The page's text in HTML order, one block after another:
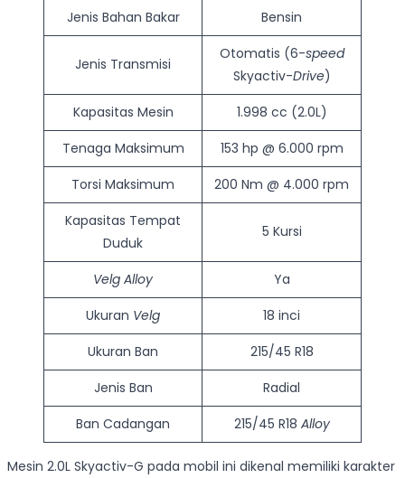
Jenis Bahan Bakar
Bensin
Jenis Transmisi
Otomatis (6-speed
Skyactiv-Drive)
Kapasitas Mesin
1.998 cc (2.0L)
Tenaga Maksimum
153 hp @ 6.000 rpm
Torsi Maksimum
200 Nm @ 4.000 rpm
Kapasitas Tempat
Duduk
5 Kursi
Velg Alloy
Ya
Ukuran Velg
18 inci
Ukuran Ban
215/45 R18
Jenis Ban
Radial
Ban Cadangan
215/45 R18 Alloy
Mesin 2.0L Skyactiv-G pada mobil ini dikenal memiliki karakter